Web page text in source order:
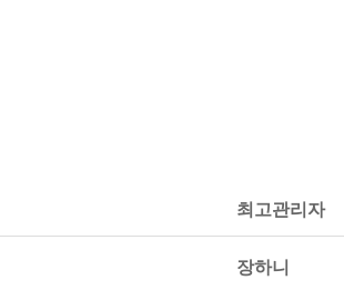
최고관리자
장하니